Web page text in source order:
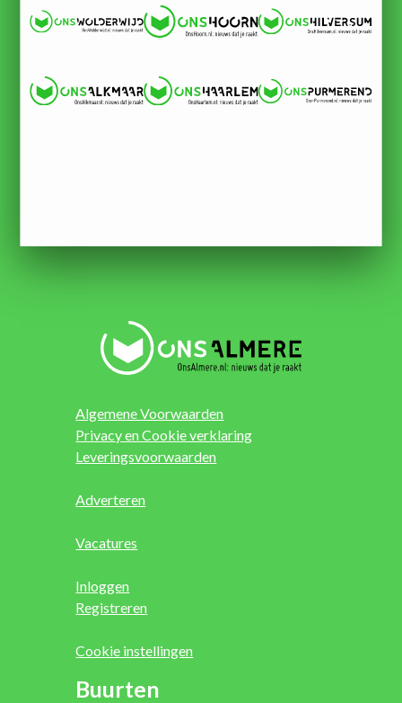
Algemene Voorwaarden
Privacy en Cookie verklaring
Leveringsvoorwaarden
Adverteren
Vacatures
Inloggen
Registreren
Cookie instellingen
Buurten